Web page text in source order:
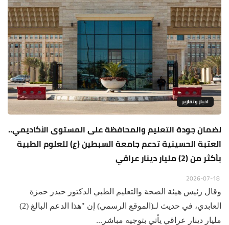
اخبار وتقارير
لضمان جودة التعليم والمحافظة على المستوى الأكاديمي..
العتبة الحسينية تدعم جامعة السبطين (ع) للعلوم الطبية
بأكثر من (2) مليار دينار عراقي
وقال رئيس هيئة الصحة والتعليم الطبي الدكتور حيدر حمزة
العابدي، في حديث لـ(الموقع الرسمي) إن "هذا الدعم البالغ (2)
مليار دينار عراقي يأتي بتوجيه مباشر...